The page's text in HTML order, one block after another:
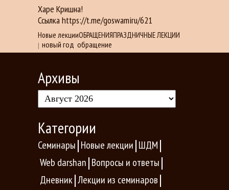
Харе Кришна!
Ссылка https://t.me/goswamiru/621
Новые лекцииОБРАЩЕНИЯПРАЗДНИЧНЫЕ ЛЕКЦИИ
новый год обращение
Архивы
Категории
Семинары Новые лекции ШДМ
Web darshan Вопросы и ответы
Дневник Лекции из семинаров